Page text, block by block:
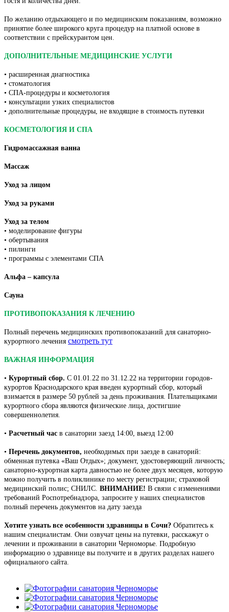
По желанию отдыхающего и по медицинским показаниям, возможно
принятие более широкого круга процедур на платной основе в
соответствии с прейскурантом цен.
ДОПОЛНИТЕЛЬНЫЕ МЕДИЦИНСКИЕ УСЛУГИ
• расширенная диагностика
• стоматология
• СПА-процедуры и косметология
• консультации узких специалистов
• дополнительные процедуры, не входящие в стоимость путевки
КОСМЕТОЛОГИЯ И СПА
Гидромассажная ванна
Массаж
Уход за лицом
Уход за руками
Уход за телом
• моделирование фигуры
• обертывания
• пилинги
• программы с элементами СПА
Альфа – капсула
Сауна
ПРОТИВОПОКАЗАНИЯ К ЛЕЧЕНИЮ
Полный перечень медицинских противопоказаний для санаторно-
курортного лечения смотреть тут
ВАЖНАЯ ИНФОРМАЦИЯ
• Курортный сбор. С 01.01.22 по 31.12.22 на территории городов-
курортов Краснодарского края введен курортный сбор, который
взимается в размере 50 рублей за день проживания. Плательщиками
курортного сбора являются физические лица, достигшие
совершеннолетия.
• Расчетный час в санатории заезд 14:00, выезд 12:00
• Перечень документов, необходимых при заезде в санаторий:
обменная путевка «Ваш Отдых»; документ, удостоверяющий личность;
санаторно-курортная карта давностью не более двух месяцев, которую
можно получить в поликлинике по месту регистрации; страховой
медицинский полис; СНИЛС. ВНИМАНИЕ! В связи с изменениями
требований Роспотребнадзора, запросите у наших специалистов
полный перечень документов на дату заезда
Хотите узнать все особенности здравницы в Сочи? Обратитесь к
нашим специалистам. Они озвучат цены на путевки, расскажут о
лечении и проживании в санатории Черноморье. Подробную
информацию о здравнице вы получите и в других разделах нашего
официального сайта.